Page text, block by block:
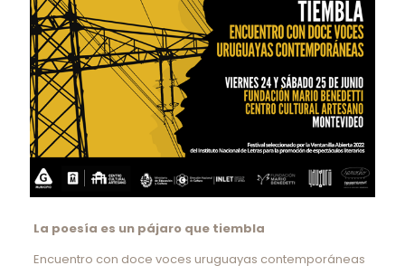
La poesía es un pájaro que tiembla
Encuentro con doce voces uruguayas contemporáneas